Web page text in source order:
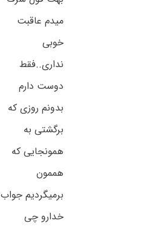
میدم عاقبت
خوبی
نداری..فقط
دوست دارم
بدونم روزی که
برگشتی به
همونجایی که
هممون
برمیگردیم جواب
خدارو چی